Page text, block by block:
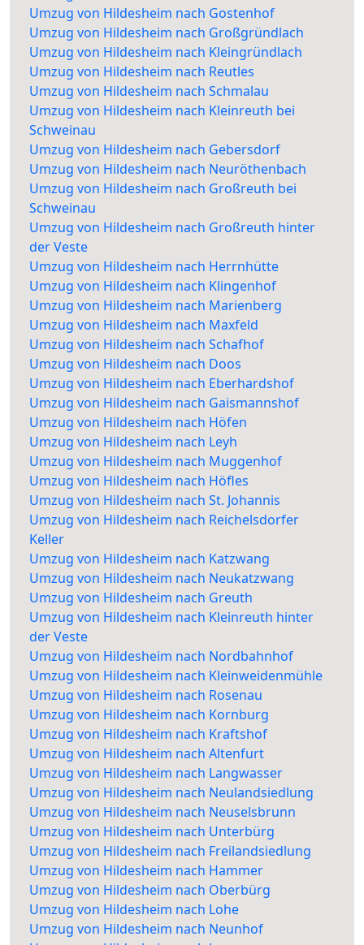
Umzug von Hildesheim nach Gostenhof
Umzug von Hildesheim nach Großgründlach
Umzug von Hildesheim nach Kleingründlach
Umzug von Hildesheim nach Reutles
Umzug von Hildesheim nach Schmalau
Umzug von Hildesheim nach Kleinreuth bei
Schweinau
Umzug von Hildesheim nach Gebersdorf
Umzug von Hildesheim nach Neuröthenbach
Umzug von Hildesheim nach Großreuth bei
Schweinau
Umzug von Hildesheim nach Großreuth hinter
der Veste
Umzug von Hildesheim nach Herrnhütte
Umzug von Hildesheim nach Klingenhof
Umzug von Hildesheim nach Marienberg
Umzug von Hildesheim nach Maxfeld
Umzug von Hildesheim nach Schafhof
Umzug von Hildesheim nach Doos
Umzug von Hildesheim nach Eberhardshof
Umzug von Hildesheim nach Gaismannshof
Umzug von Hildesheim nach Höfen
Umzug von Hildesheim nach Leyh
Umzug von Hildesheim nach Muggenhof
Umzug von Hildesheim nach Höfles
Umzug von Hildesheim nach St. Johannis
Umzug von Hildesheim nach Reichelsdorfer
Keller
Umzug von Hildesheim nach Katzwang
Umzug von Hildesheim nach Neukatzwang
Umzug von Hildesheim nach Greuth
Umzug von Hildesheim nach Kleinreuth hinter
der Veste
Umzug von Hildesheim nach Nordbahnhof
Umzug von Hildesheim nach Kleinweidenmühle
Umzug von Hildesheim nach Rosenau
Umzug von Hildesheim nach Kornburg
Umzug von Hildesheim nach Kraftshof
Umzug von Hildesheim nach Altenfurt
Umzug von Hildesheim nach Langwasser
Umzug von Hildesheim nach Neulandsiedlung
Umzug von Hildesheim nach Neuselsbrunn
Umzug von Hildesheim nach Unterbürg
Umzug von Hildesheim nach Freilandsiedlung
Umzug von Hildesheim nach Hammer
Umzug von Hildesheim nach Oberbürg
Umzug von Hildesheim nach Lohe
Umzug von Hildesheim nach Neunhof